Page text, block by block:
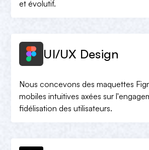
et évolutif.
UI/UX Design
Nous concevons des maquettes
mobiles intuitives axées sur
fidélisation des utilisateurs.